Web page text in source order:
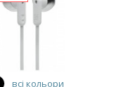
всі кольори